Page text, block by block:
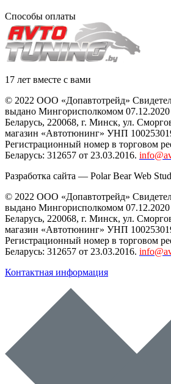
Способы оплаты
17 лет вместе с вами
© 2022 ООО «Допавтотрейд»
выдано Мингорисполкомом
Беларусь, 220068, г. Минск, ул.
магазин «Автотюнинг» УНП
Регистрационный номер в торговом
Беларусь: 312657 от 23.03.2016.
Разработка сайта — Polar Bear Web
© 2022 ООО «Допавтотрейд»
выдано Мингорисполкомом
Беларусь, 220068, г. Минск, ул.
магазин «Автотюнинг» УНП
Регистрационный номер в торговом
Беларусь: 312657 от 23.03.2016.
Контактная информация